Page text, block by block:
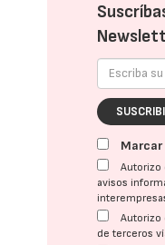
Autorizo
avisos
Autorizo
de terceros